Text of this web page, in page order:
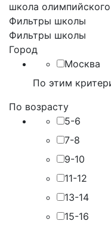
школа
Фильтры школы
Фильтры школы
Город
Москва
По этим
По возрасту
5-6
7-8
9-10
11-12
13-14
15-16